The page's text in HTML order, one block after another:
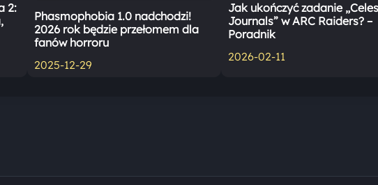
2:
Phasmophobia 1.0 nadchodzi!
2026 rok będzie przełomem dla
fanów horroru
2025-12-29
Jak ukończyć zadanie
Journals” w ARC Raiders? –
Poradnik
2026-02-11